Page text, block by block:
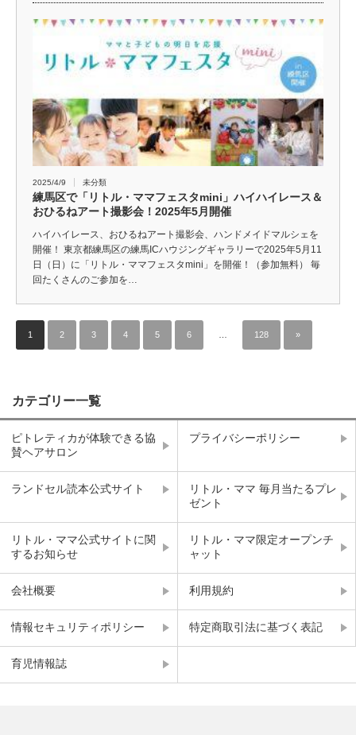
2025/4/9 未分類
練馬区で「リトル・ママフェスタmini」ハイハイレース＆
おひるねアート撮影会！2025年5月開催
ハイハイレース、おひるねアート撮影会、ハンドメイドマルシェを
開催！ 東京都練馬区の練馬ICハウジングギャラリーで2025年5月11
日（日）に「リトル・ママフェスタmini」を開催！（参加無料） 毎
回たくさんのご参加を…
1 2 3 4 5 6 128 »
カテゴリー一覧
ピトレティカが体験できる協
賛ヘアサロン
プライバシーポリシー
ランドセル読本公式サイト
リトル・ママ 毎月当たるプレ
ゼント
リトル・ママ公式サイトに関
するお知らせ
リトル・ママ限定オープンチ
ャット
会社概要 利用規約
情報セキュリティポリシー 特定商取引法に基づく表記
育児情報誌